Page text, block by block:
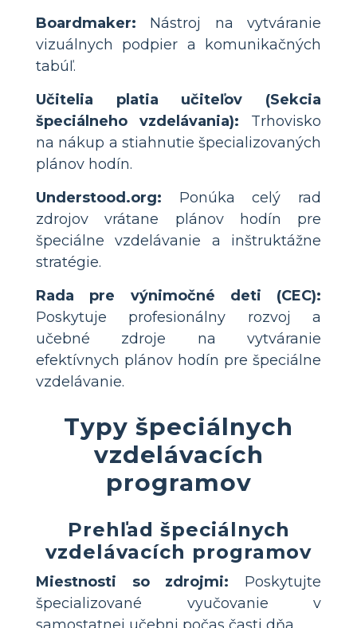
Boardmaker: Nástroj na vytváranie
vizuálnych podpier a komunikačných
tabúľ.
Učitelia platia učiteľov (Sekcia
špeciálneho vzdelávania): Trhovisko
na nákup a stiahnutie špecializovaných
plánov hodín.
Understood.org: Ponúka celý rad
zdrojov vrátane plánov hodín pre
špeciálne vzdelávanie a inštruktážne
stratégie.
Rada pre výnimočné deti (CEC):
Poskytuje profesionálny rozvoj a
učebné zdroje na vytváranie
efektívnych plánov hodín pre špeciálne
vzdelávanie.
Typy špeciálnych
vzdelávacích
programov
Prehľad špeciálnych
vzdelávacích programov
Miestnosti so zdrojmi: Poskytujte
špecializované vyučovanie v